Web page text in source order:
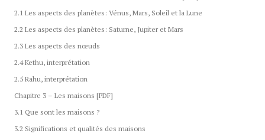
2.1 Les aspects des planètes: Vénus, Mars, Soleil et la Lune
2.2 Les aspects des planètes: Saturne, Jupiter et Mars
2.3 Les aspects des nœuds
2.4 Kethu, interprétation
2.5 Rahu, interprétation
Chapitre 3 – Les maisons [PDF]
3.1 Que sont les maisons ?
3.2 Significations et qualités des maisons